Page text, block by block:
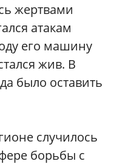
жертвами
атакам
его машину
жив. В
было оставить
случилось
борьбы с